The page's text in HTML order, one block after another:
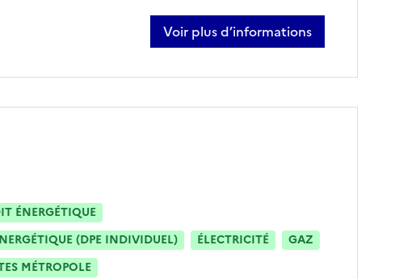
Voir plus d’informations
sur simon auger
ÉNERGÉTIQUE
(DPE INDIVIDUEL)
ÉLECTRICITÉ
GAZ
MÉTROPOLE